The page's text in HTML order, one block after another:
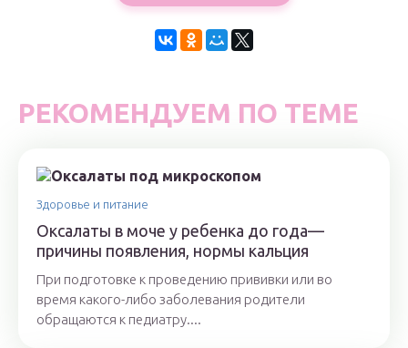
РЕКОМЕНДУЕМ ПО ТЕМЕ
Здоровье и питание
Оксалаты в моче у ребенка до года—
причины появления, нормы кальция
При подготовке к проведению прививки или во
время какого-либо заболевания родители
обращаются к педиатру....